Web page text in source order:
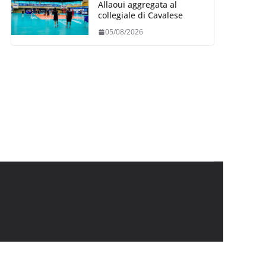
Allaoui aggregata al
collegiale di Cavalese
05/08/2026